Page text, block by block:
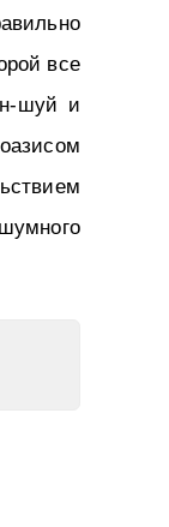
все
шуй и